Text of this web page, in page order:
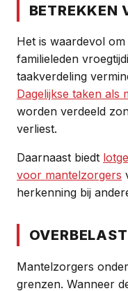
BETREKKEN
Het is waardevol
familieleden
taakverdeling
Dagelijkse taken als
worden verdeeld
verliest.
Daarnaast biedt
voor mantelzorgers
herkenning bij
Mantelzorgers
grenzen. Wanneer